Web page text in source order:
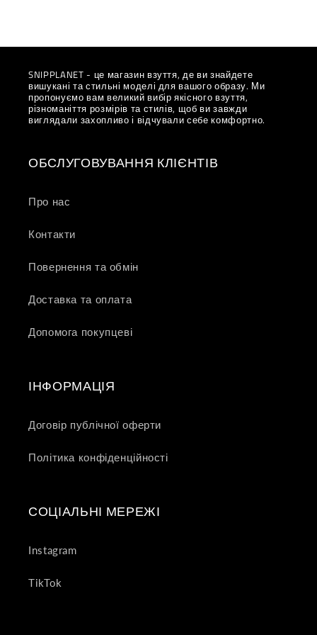
SNIPPLANET - це магазин взуття, де ви знайдете
вишукані та стильні моделі для вашого образу. Ми
пропонуємо вам великий вибір якісного взуття,
різноманіття розмірів та стилів, щоб ви завжди
виглядали захопливо і відчували себе комфортно.
ОБСЛУГОВУВАННЯ КЛІЄНТІВ
Про нас
Контакти
Повернення та обмін
Доставка та оплата
Допомога покупцеві
ІНФОРМАЦІЯ
Договір публічної оферти
Політика конфіденційності
СОЦІАЛЬНІ МЕРЕЖІ
Instagram
TikTok